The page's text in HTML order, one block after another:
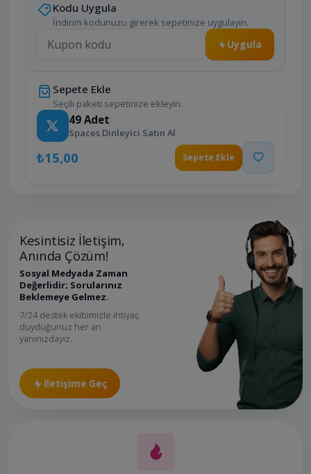
Kodu Uygula
İndirim kodunuzu girerek sepetinize uygulayın.
Uygula
Sepete Ekle
Seçili paketi sepetinize ekleyin.
49Adet
Spaces Dinleyici Satın Al
₺15,00 Sepete Ekle
Kesintisiz İletişim,
Anında Çözüm!
Sosyal Medyada Zaman
Değerlidir; Sorularınız
Beklemeye Gelmez.
7/24 destek ekibimizle ihtiyaç
duyduğunuz her an
yanınızdayız.
İletişime Geç